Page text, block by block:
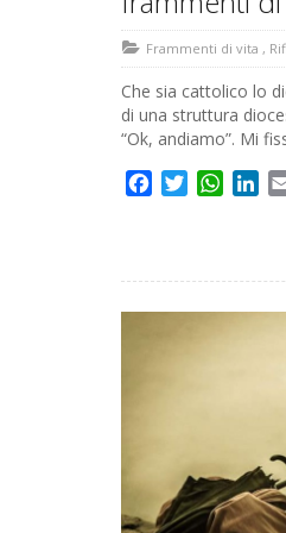
Frammenti di vita ,
Che sia cattolico lo
di una struttura
“Ok, andiamo”. Mi
FacebookTwitter